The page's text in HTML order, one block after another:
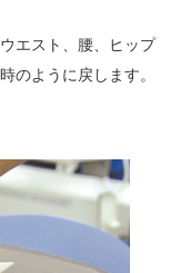
エスト、腰、ヒップ
のように戻します。